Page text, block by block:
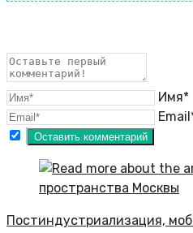
Имя*
Постиндустриализация,